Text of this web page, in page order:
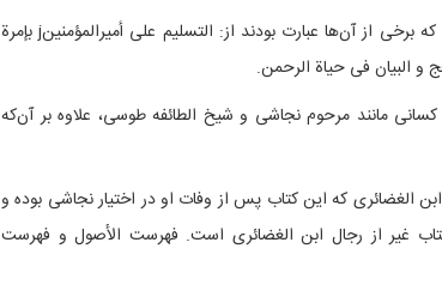
حسین بن عبیدالله تألیفاتی در تاریخ، اصول عقائد و فروع فقهیه داشته که برخی از آن‌ها عبارت بودند از: التسلیم علی أمیرالمؤمنینj بإمرة
و البیان فی حیاة الرحمن.
مانند مرحوم نجاشی و شیخ الطائفه طوسی، علاوه بر آن‌که
الغضائری که این کتاب پس از وفات او در اختیار نجاشی بوده و
غیر از رجال ابن الغضائری است. فهرست الأصول و فهرست